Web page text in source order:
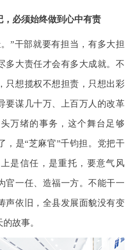
，必须始终做到心中有责
干部就要有担当，有多大担
多大责任才会有多大成就。不
只想揽权不想担责，只想出彩
要谋几十万、上百万人的改革
万绪的事务，这个舞台足够
，是“芝麻官”千钧担。党把干
是信任，是重托，要意气风
官一任、造福一方。不能干一
声依旧，全县发展面貌没有变
故事。